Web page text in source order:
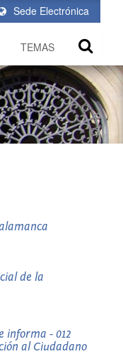
Sede Electrónica
TEMAS
de la
informa - 012
al Ciudadano